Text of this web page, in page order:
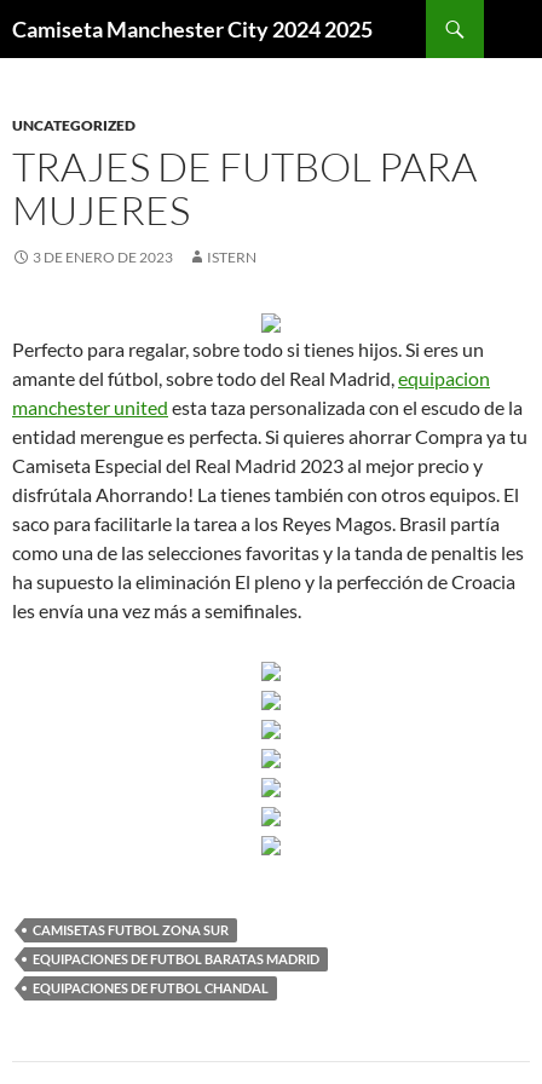
Camiseta Manchester City 2024 2025
UNCATEGORIZED
TRAJES DE FUTBOL PARA
MUJERES
3 DE ENERO DE 2023 ISTERN
Perfecto para regalar, sobre todo si tienes hijos. Si eres un
amante del fútbol, sobre todo del Real Madrid,equipacion
manchester united esta taza personalizada con el escudo de la
entidad merengue es perfecta. Si quieres ahorrar Compra ya tu
Camiseta Especial del Real Madrid 2023 al mejor precio y
disfrútala Ahorrando! La tienes también con otros equipos. El
saco para facilitarle la tarea a los Reyes Magos. Brasil partía
como una de las selecciones favoritas y la tanda de penaltis les
ha supuesto la eliminación El pleno y la perfección de Croacia
les envía una vez más a semifinales.
CAMISETAS FUTBOL ZONA SUR
EQUIPACIONES DE FUTBOL BARATAS MADRID
EQUIPACIONES DE FUTBOL CHANDAL